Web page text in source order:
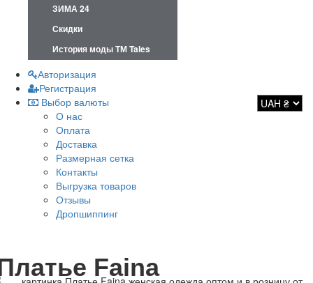
ЗИМА 24
Скидки
История моды ТМ Tales
Авторизация
Регистрация
Выбор валюты
О нас
Оплата
Доставка
Размерная сетка
Контакты
Выгрузка товаров
Отзывы
Дропшиппинг
Faina